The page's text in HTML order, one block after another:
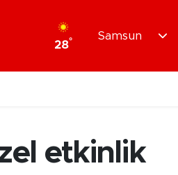
28°
Samsun
etkinlik